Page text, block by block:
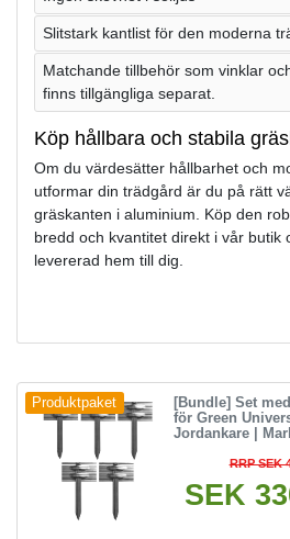
Slitstark kantlist för den moderna
Matchande tillbehör som vinklar
finns tillgängliga separat.
Köp hållbara och stabila
Om du värdesätter hållbarhet och
utformar din trädgård är du på rätt
gräskanten i aluminium. Köp den
bredd och kvantitet direkt i vår butik
levererad hem till dig.
Produktpaket
[Bundle] Set
för Green
Jordankare |
RRP SEK
SEK